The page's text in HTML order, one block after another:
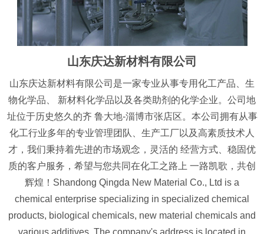
山东庆达新材料有限公司
山东庆达新材料有限公司是一家专业从事专用化工产品、生
物化学品、 新材料化学品以及各类助剂的化学企业。公司地
址位于历史悠久的齐 鲁大地-淄博市张店区。本公司拥有从事
化工行业多年的专业管理团队、生产工厂以及高素质技术人
才，我们秉持着先进的市场观念，灵活的 经营方式、稳固优
质的客户服务，希望与您共同在化工之路上 一路凯歌，共创
辉煌！Shandong Qingda New Material Co., Ltd is a
chemical enterprise specializing in specialized chemical
products, biological chemicals, new material chemicals and